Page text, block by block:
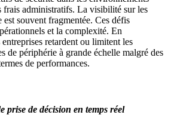
frais administratifs. La visibilité sur les
souvent fragmentée. Ces défis
et la complexité. En
retardent ou limitent les
de périphérie à grande échelle malgré des
de performances.
prise de décision en temps réel